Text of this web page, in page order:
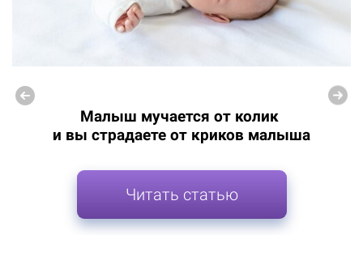
Малыш мучается от колик
и вы страдаете от криков малыша
Читать статью